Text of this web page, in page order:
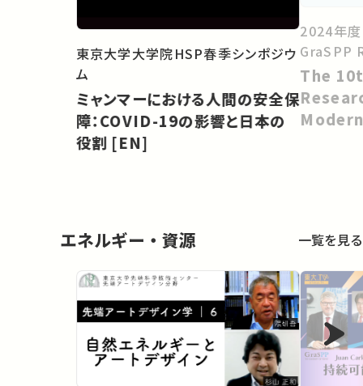
東京大学大学院HSP春季シンポジウ
ム
ミャンマーにおける人間の安全保
障：COVID-19の影響と日本の
役割 [EN]
2024年
GraSPP
The
エネルギー・資源 一覧を見る